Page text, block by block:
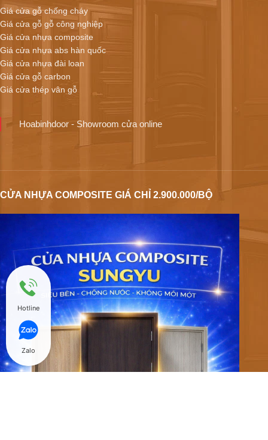
Giá cửa gỗ chống cháy
Giá cửa gỗ gỗ công nghiệp
Giá cửa nhựa composite
Giá cửa nhựa abs hàn quốc
Giá cửa nhựa đài loan
Giá cửa gỗ carbon
Giá cửa thép vân gỗ
Hoabinhdoor - Showroom cửa online
CỬA NHỰA COMPOSITE GIÁ CHỈ 2.900.000/BỘ
Hotline
Zalo